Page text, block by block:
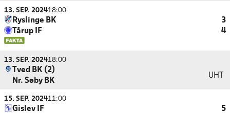
13. SEP. 202418:00
Ryslinge BK
3
Tårup IF
4
13. SEP. 202418:00
Tved BK (2)
Nr. Søby BK
UHT
15. SEP. 202411:00
Gislev IF
5